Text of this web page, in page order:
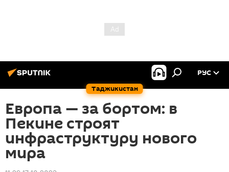
Таджикистан
РУС
Европа — за бортом: в
Пекине строят
инфраструктуру нового
мира